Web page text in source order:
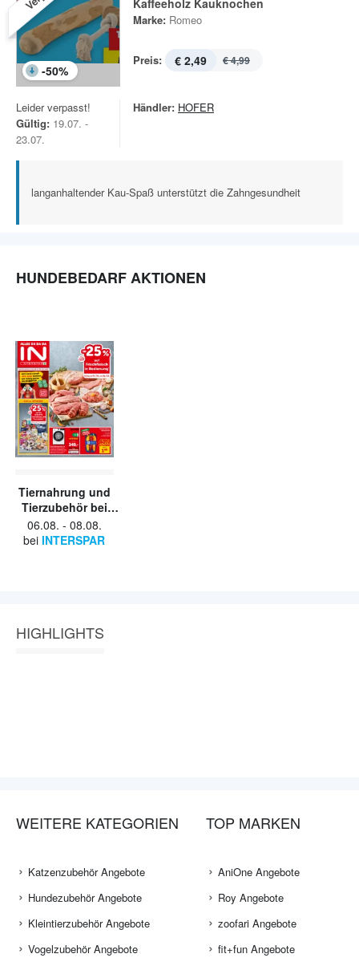
-50%
Kaffeeholz Kauknochen
Marke: Romeo
Preis: € 2,49 € 4,99
Leider verpasst!
Gültig: 19.07. -
23.07.
Händler: HOFER
langanhaltender Kau-Spaß unterstützt die Zahngesundheit
HUNDEBEDARF AKTIONEN
Tiernahrung und
Tierzubehör bei
Interspa
06.08. - 08.08.
bei INTERSPAR
HIGHLIGHTS
WEITERE KATEGORIEN
Katzenzubehör Angebote
Hundezubehör Angebote
Kleintierzubehör Angebote
Vogelzubehör Angebote
TOP MARKEN
AniOne Angebote
Roy Angebote
zoofari Angebote
fit+fun Angebote